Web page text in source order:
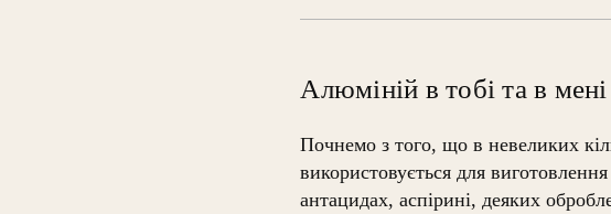
Алюміній в тобі та в мені
Почнемо з того, що в невеликих
використовується для
антацидах, аспірині, деяких